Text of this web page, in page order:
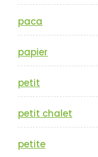
paca
papier
petit
petit chalet
petite